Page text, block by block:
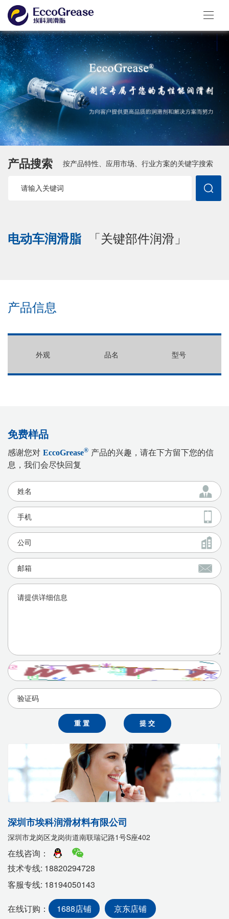
产品搜索 按产品特性、应用市场、行业方案的关键字搜索
电动车润滑脂 「关键部件润滑」
产品信息
外观 品名 型号
免费样品
感谢您对 EccoGrease® 产品的兴趣，请在下方留下您的信
息，我们会尽快回复
重 置 提 交
深圳市埃科润滑材料有限公司
深圳市龙岗区龙岗街道南联瑞记路1号S座402
在线咨询：
技术专线: 18820294728
客服专线: 18194050143
在线订购： 1688店铺 京东店铺